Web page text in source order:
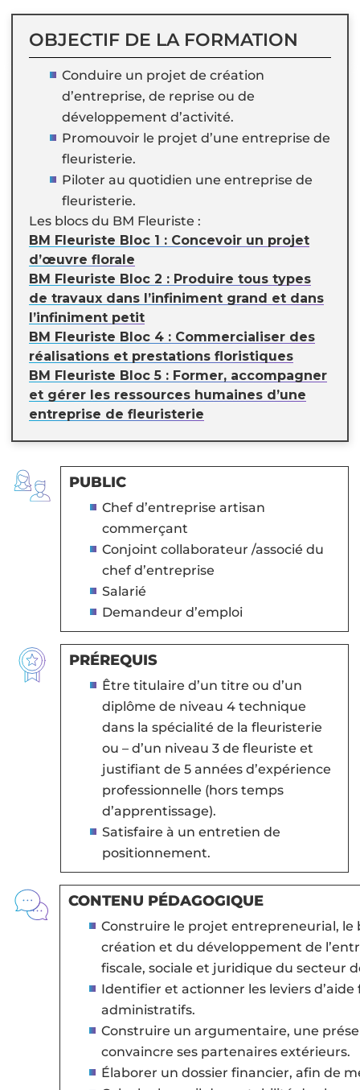
OBJECTIF DE LA FORMATION
Conduire un projet de création
d’entreprise, de reprise ou de
développement d’activité.
Promouvoir le projet d’une entreprise de
fleuristerie.
Piloter au quotidien une entreprise de
fleuristerie.
Les blocs du BM Fleuriste :
BM Fleuriste Bloc 1 : Concevoir un projet
d’œuvre florale
BM Fleuriste Bloc 2 : Produire tous types
de travaux dans l’infiniment grand et dans
l’infiniment petit
BM Fleuriste Bloc 4 : Commercialiser des
réalisations et prestations floristiques
BM Fleuriste Bloc 5 : Former, accompagner
et gérer les ressources humaines d’une
entreprise de fleuristerie
PUBLIC
Chef d’entreprise artisan
commerçant
Conjoint collaborateur /associé du
chef d’entreprise
Salarié
Demandeur d’emploi
PRÉREQUIS
Être titulaire d’un titre ou d’un
diplôme de niveau 4 technique
dans la spécialité de la fleuristerie
ou – d’un niveau 3 de fleuriste et
justifiant de 5 années d’expérience
professionnelle (hors temps
d’apprentissage).
Satisfaire à un entretien de
positionnement.
CONTENU PÉDAGOGIQUE
Construire le projet entrepreneurial, le
création et du développement de
fiscale, sociale et juridique du secteur
Identifier et actionner les leviers
administratifs.
Construire un argumentaire, une
convaincre ses partenaires extérieurs.
Élaborer un dossier financier, afin de